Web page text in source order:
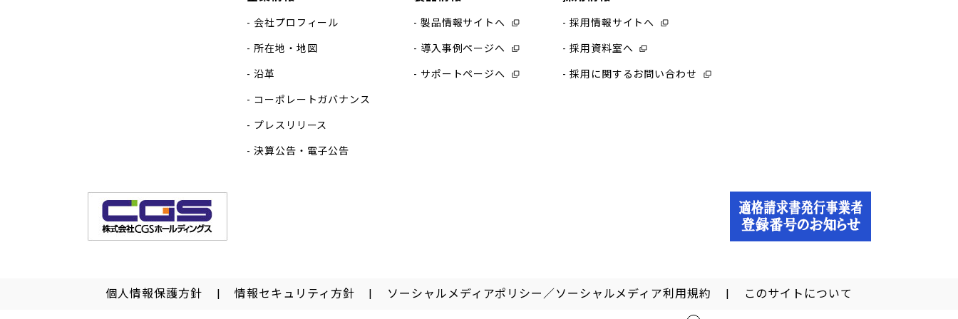
会社プロフィール
所在地・地図
沿革
コーポレートガバナンス
プレスリリース
決算公告・電子公告
製品情報サイトへ
導入事例ページへ
サポートページへ
採用情報サイトへ
採用資料室へ
採用に関するお問い合わせ
個人情報保護方針 情報セキュリティ方針 ソーシャルメディアポリシー／ソーシャルメディア利用規約 このサイトについて